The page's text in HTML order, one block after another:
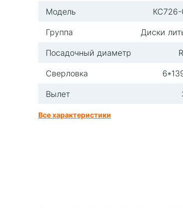
Модель
КС726-
Группа
Диски
Посадочный диаметр
Сверловка
Вылет
Все характеристики